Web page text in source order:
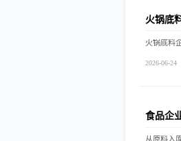
火锅底
2026-06-24
食品企